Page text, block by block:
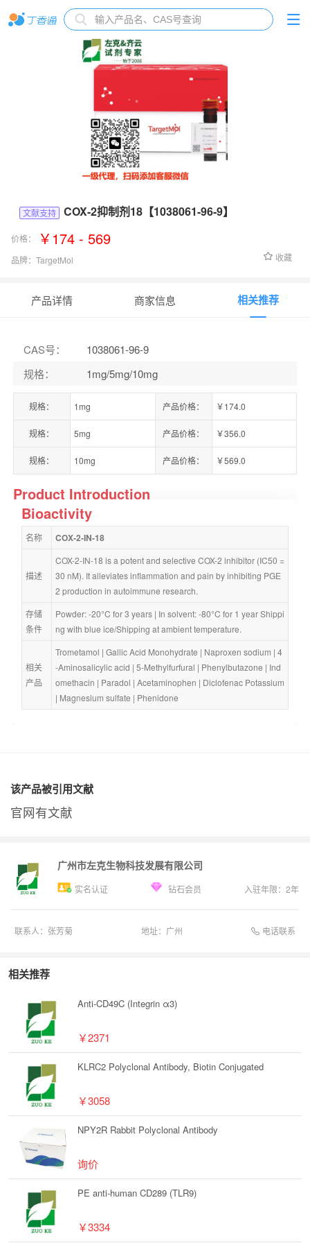
文献支持 COX-2抑制剂18【1038061-96-9】
价格： ￥174 - 569
品牌： TargetMol 收藏
产品详情 商家信息 相关推荐
CAS号：
1038061-96-9
规格： 1mg/5mg/10mg
规格： 1mg 产品价格： ￥174.0
规格： 5mg 产品价格： ￥356.0
规格： 10mg 产品价格： ￥569.0
Product Introduction
Bioactivity
名称 COX-2-IN-18
描述
COX-2-IN-18 is a potent and selective COX-2 inhibitor (IC50 =
30 nM). It alleviates inflammation and pain by inhibiting PGE
2 production in autoimmune research.
存储
条件
Powder: -20°C for 3 years | In solvent: -80°C for 1 year Shippi
ng with blue ice/Shipping at ambient temperature.
相关
产品
Trometamol | Gallic Acid Monohydrate | Naproxen sodium | 4
-Aminosalicylic acid | 5-Methylfurfural | Phenylbutazone | Ind
omethacin | Paradol | Acetaminophen | Diclofenac Potassium
| Magnesium sulfate | Phenidone
该产品被引用文献
官网有文献
广州市左克生物科技发展有限公司
实名认证 钻石会员 入驻年限： 2年
联系人： 张芳菊 地址： 广州 电话联系
相关推荐
Anti-CD49C (Integrin α3)
￥2371
KLRC2 Polyclonal Antibody, Biotin Conjugated
￥3058
NPY2R Rabbit Polyclonal Antibody
询价
PE anti-human CD289 (TLR9)
￥3334